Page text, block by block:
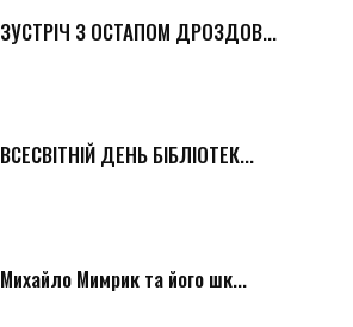
ЗУСТРІЧ З ОСТАПОМ ДРОЗДОВ...
ВСЕСВІТНІЙ ДЕНЬ БІБЛІОТЕК...
Михайло Мимрик та його шк...